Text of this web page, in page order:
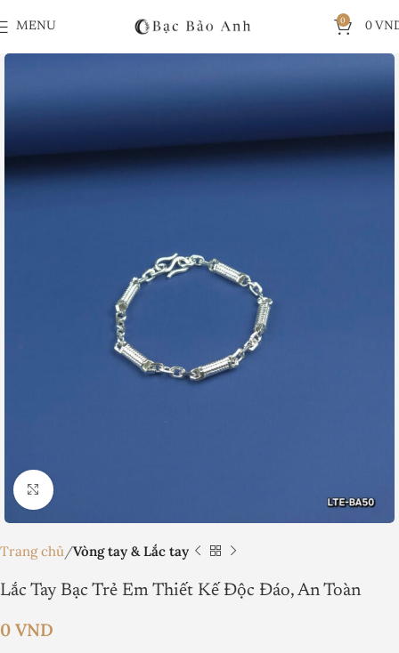
MENU
0
0
Nhấp để phóng to
Trang chủ Vòng tay & Lắc tay
Lắc Tay Bạc Trẻ Em Thiết Kế Độc Đáo, An Toàn
0 VND